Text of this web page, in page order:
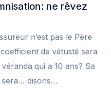
ne rêvez
n’est pas le Père
de vétusté sera
qui a 10 ans? Sa
sera… disons…